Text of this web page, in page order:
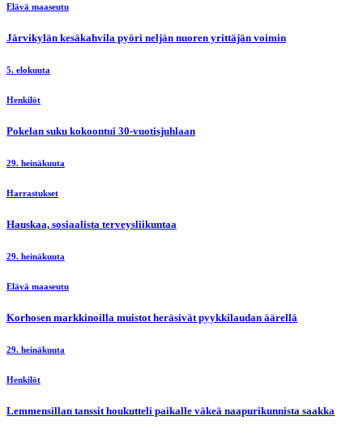
Elävä maaseutu
Järvikylän kesäkahvila pyöri neljän nuoren yrittäjän voimin
5. elokuuta
Henkilöt
Pokelan suku kokoontui 30-vuotisjuhlaan
29. heinäkuuta
Harrastukset
Hauskaa, sosiaalista terveysliikuntaa
29. heinäkuuta
Elävä maaseutu
Korhosen markkinoilla muistot heräsivät pyykkilaudan äärellä
29. heinäkuuta
Henkilöt
Lemmensillan tanssit houkutteli paikalle väkeä naapurikunnista saakka